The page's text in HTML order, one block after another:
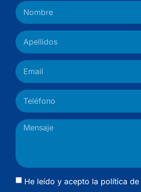
He leído y acepto la política